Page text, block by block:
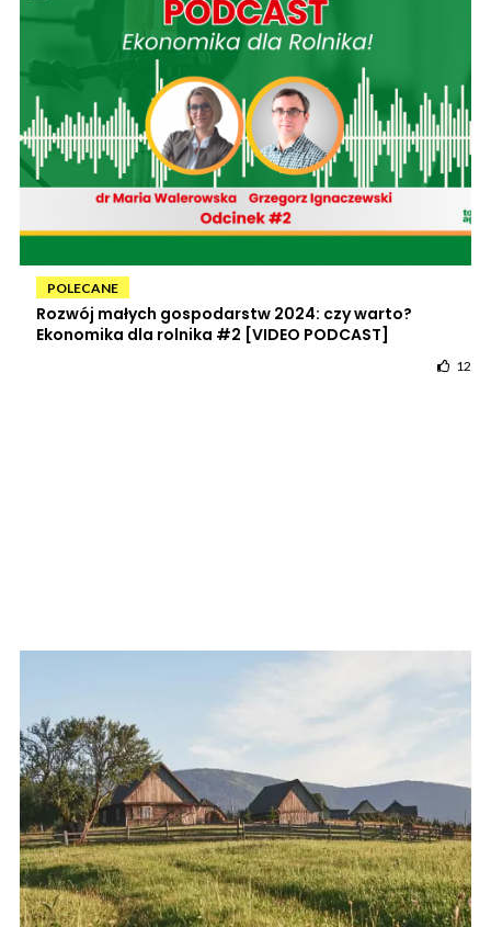
POLECANE
Rozwój małych gospodarstw 2024: czy warto?
Ekonomika dla rolnika #2 [VIDEO PODCAST]
12